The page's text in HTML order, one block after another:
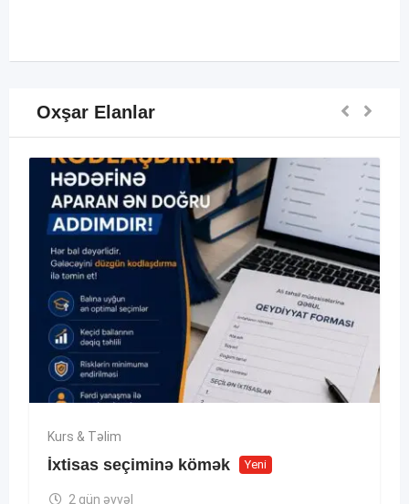
Oxşar Elanlar
Kurs & Təlim
İxtisas seçiminə kömək Yeni
2 gün əvvəl